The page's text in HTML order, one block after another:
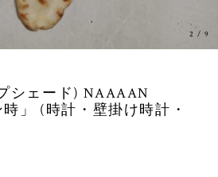
3 /9
シェード) NAAAAN
」 (時計・壁掛け時計・